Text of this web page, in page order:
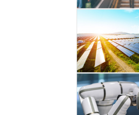
近では中食市場
スも出てきて
また、農業
ほか、当社グル
※ 安全機能によ
ます。
様々な工場
当社のインバ
ータ制御が可能
また、鉄鋼
にわたり培って
全安心な暮らし
現在、地球
設備の生産性向
例えば、空